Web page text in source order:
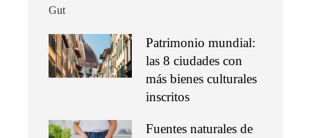
Patrimonio mundial:
las 8 ciudades con
más bienes culturales
inscritos
Fuentes naturales de